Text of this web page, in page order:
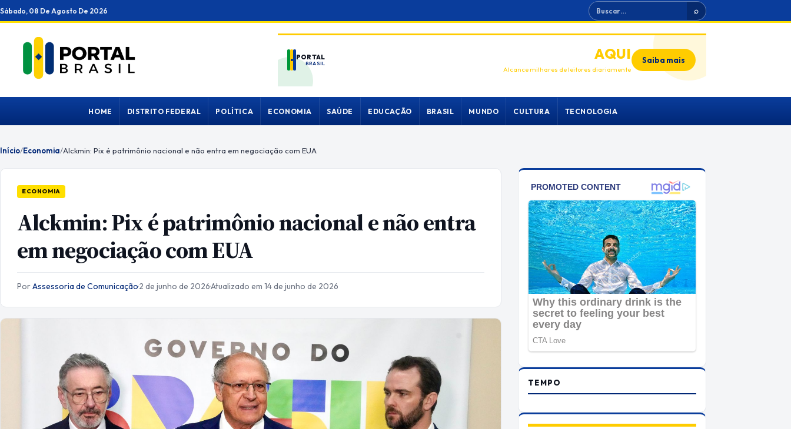
Ir
para
conteúdo
Sábado, 08 De Agosto De 2026 Buscar ⌕
PORTAL
BRASIL
ANUNCIEAQUI
Alcance milhares de leitores diariamente
Saiba mais
HOME DISTRITO FEDERAL POLÍTICA ECONOMIA SAÚDE EDUCAÇÃO BRASIL MUNDO CULTURA TECNOLOGIA
Início/Economia/Alckmin: Pix é patrimônio nacional e não entra em negociação com EUA
ECONOMIA
Alckmin: Pix é patrimônio nacional e não entra
em negociação com EUA
PorAssessoria de Comunicação·2 de junho de 2026·Atualizado em 14 de junho de 2026
TEMPO